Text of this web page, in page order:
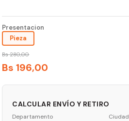
Presentacion
Pieza
Bs 280,00
Bs 196,00
CALCULAR ENVÍO Y RETIRO
Departamento Ciudad